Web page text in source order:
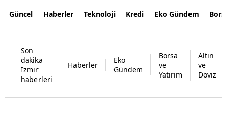
Güncel Haberler Teknoloji Kredi Eko Gündem
Son
dakika
İzmir
haberleri
Haberler
Eko
Gündem
Borsa
ve
Yatırım
Altın
ve
Döviz